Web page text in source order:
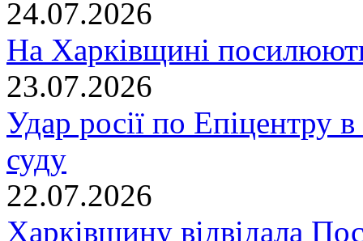
24.07.2026
На Харківщині
23.07.2026
Удар росії по Епіцентру
суду
22.07.2026
Харківщину відвідала